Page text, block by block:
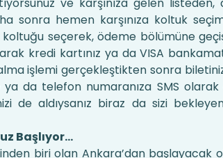
sonra hemen karşınıza koltuk
seçerek, ödeme bölümüne
kredi kartınız ya da VISA
işlemi gerçekleştikten sonra
da telefon numaranıza SMS
de aldıysanız biraz da sizi
Başlıyor…
biri olan Ankara’dan başlayacak